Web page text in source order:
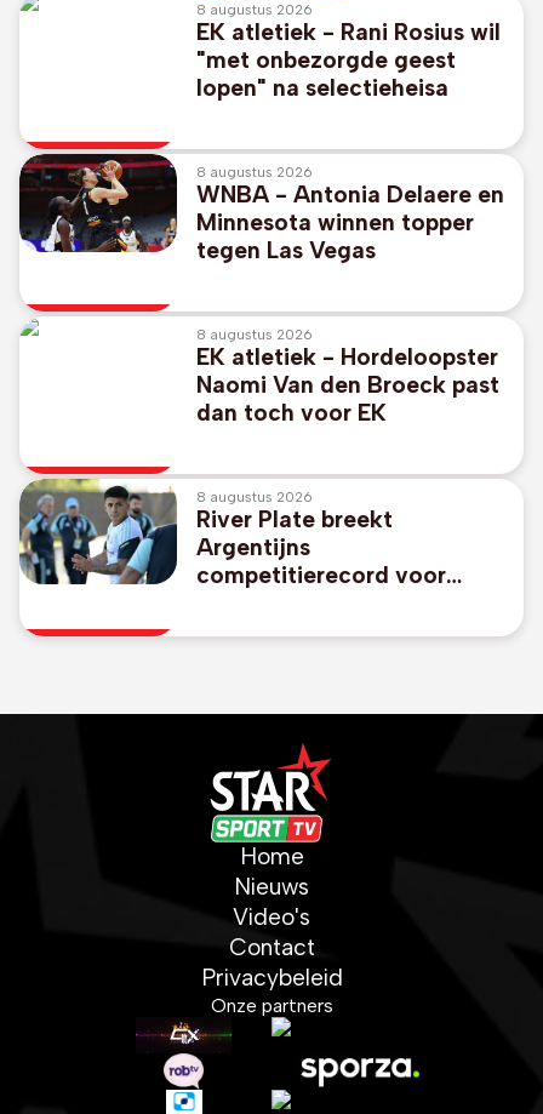
8 augustus 2026
EK atletiek - Rani Rosius wil
"met onbezorgde geest
lopen" na selectieheisa
8 augustus 2026
WNBA - Antonia Delaere en
Minnesota winnen topper
tegen Las Vegas
8 augustus 2026
EK atletiek - Hordeloopster
Naomi Van den Broeck past
dan toch voor EK
8 augustus 2026
River Plate breekt
Argentijns
competitierecord voor
Home
Nieuws
Video's
Contact
Privacybeleid
Onze partners